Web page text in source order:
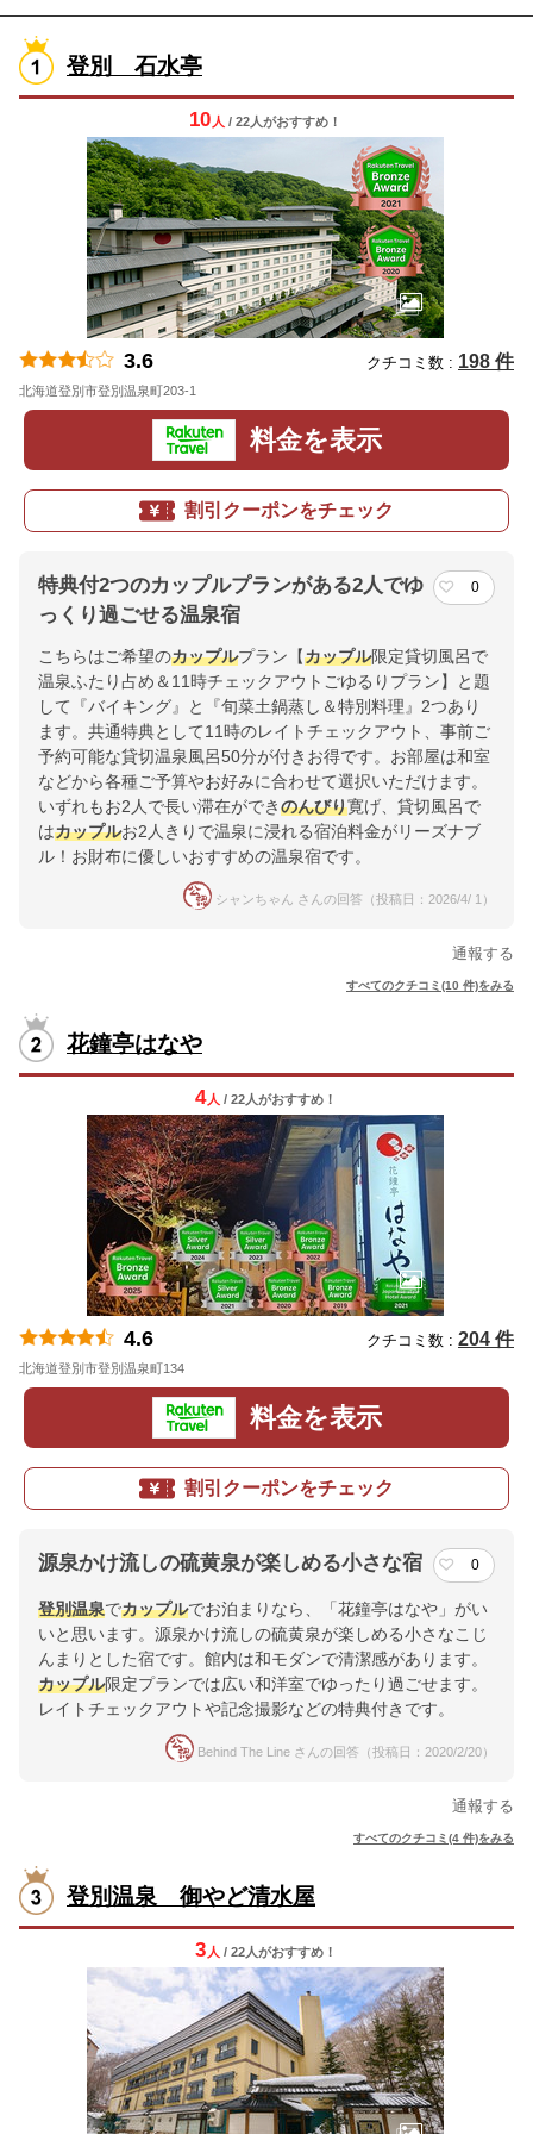
登別 石水亭
10 人 / 22人がおすすめ！
3.6 クチコミ数 : 198 件
北海道登別市登別温泉町203-1
料金を表示
割引クーポンをチェック
特典付2つのカップルプランがある2人でゆ
っくり過ごせる温泉宿
0
こちらはご希望のカップルプラン【カップル限定貸切風呂で
温泉ふたり占め＆11時チェックアウトごゆるりプラン】と題
して『バイキング』と『旬菜土鍋蒸し＆特別料理』2つあり
ます。共通特典として11時のレイトチェックアウト、事前ご
予約可能な貸切温泉風呂50分が付きお得です。お部屋は和室
などから各種ご予算やお好みに合わせて選択いただけます。
いずれもお2人で長い滞在ができのんびり寛げ、貸切風呂で
はカップルお2人きりで温泉に浸れる宿泊料金がリーズナブ
ル！お財布に優しいおすすめの温泉宿です。
シャンちゃん さんの回答（投稿日：2026/4/ 1）
通報する
すべてのクチコミ(10 件)をみる
花鐘亭はなや
4人 / 22人がおすすめ！
4.6 クチコミ数 : 204 件
北海道登別市登別温泉町134
料金を表示
割引クーポンをチェック
源泉かけ流しの硫黄泉が楽しめる小さな宿 0
登別温泉でカップルでお泊まりなら、「花鐘亭はなや」がい
いと思います。源泉かけ流しの硫黄泉が楽しめる小さなこじ
んまりとした宿です。館内は和モダンで清潔感があります。
カップル限定プランでは広い和洋室でゆったり過ごせます。
レイトチェックアウトや記念撮影などの特典付きです。
Behind The Line さんの回答（投稿日：2020/2/20）
通報する
すべてのクチコミ(4 件)をみる
登別温泉 御やど清水屋
3 人 / 22人がおすすめ！